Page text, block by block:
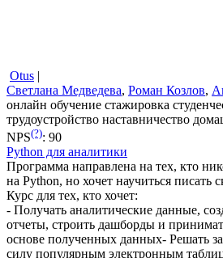
Otus |
Светлана Медведева, Роман Козлов,
онлайн обучение стажировка
трудоустройство наставничество
NPS(?): 90
Python для аналитики
Программа направлена на тех, кто
на Python, но хочет научиться писать
Курс для тех, кто хочет:
- Получать аналитические данные,
отчеты, строить дашборды и
основе полученных данных- Решать
силу популярным электронным